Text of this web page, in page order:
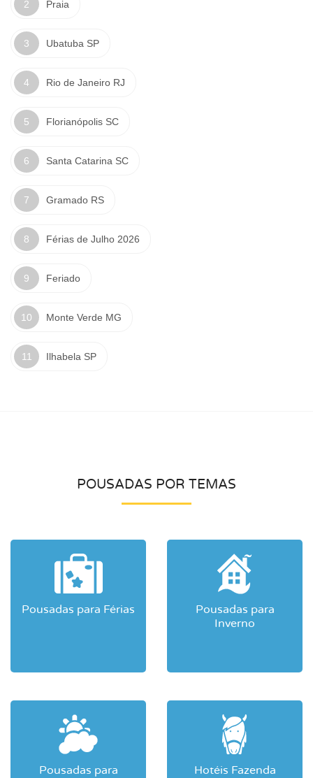
Praia
Ubatuba SP
Rio de Janeiro RJ
Florianópolis SC
Santa Catarina SC
Gramado RS
Férias de Julho 2026
Feriado
Monte Verde MG
Ilhabela SP
POUSADAS POR TEMAS
Pousadas para Férias
Pousadas para
Inverno
Pousadas para
Hotéis Fazenda